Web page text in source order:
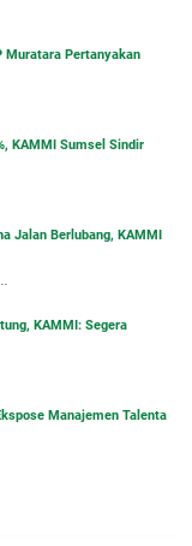
Muratara Pertanyakan
KAMMI Sumsel Sindir
Jalan Berlubang, KAMMI
KAMMI: Segera
Manajemen Talenta